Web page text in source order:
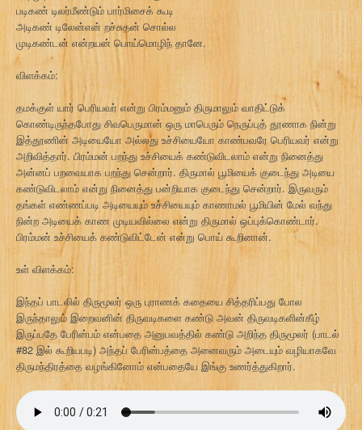
படிகண் டிலர்மீண்டும் பார்மிசைக் கூடி
அடிகண் டிலேன்என் றச்சுதன் சொல்ல
முடிகண்டன் என்றயன் பொய்மொழிந் தானே.
விளக்கம்:
தமக்குள் யார் பெரியவர் என்று பிரம்மனும் திருமாலும் வாதிட்டுக்
கொண்டிருந்தபோது சிவபெருமான் ஒரு மாபெரும் நெருப்புத் தூணாக நின்று
இத்தூணின் அடியையோ அல்லது உச்சியையோ காண்பவரே பெரியவர் என்று
அறிவித்தார். பிரம்மன் பறந்து உச்சியைக் கண்டுவிடலாம் என்று நினைத்து
அன்னப் பறவையாக பறந்து சென்றார். திருமால் பூமியைக் குடைந்து அடியை
கண்டுவிடலாம் என்று நினைத்து பன்றியாக குடைந்து சென்றார். இருவரும்
தங்கள் எண்ணப்படி அடியையும் உச்சியையும் காணாமல் பூமியின் மேல் வந்து
நின்ற அடியைக் காண முடியவில்லை என்று திருமால் ஒப்புக்கொண்டார்.
பிரம்மன் உச்சியைக் கண்டுவிட்டேன் என்று பொய் கூறினான்.
உள் விளக்கம்:
இந்தப் பாடலில் திருமூலர் ஒரு புராணக் கதையை சித்தரிப்பது போல
இருந்தாலும் இறைவனின் திருவடிகளை கண்டு அவன் திருவடிகளின்கீழ்
இருப்பதே பேரின்பம் என்பதை அனுபவத்தில் கண்டு அறிந்த திருமூலர் (பாடல்
#82 இல் கூறியபடி) அந்தப் பேரின்பத்தை அனைவரும் அடையும் வழியாகவே
திருமந்திரத்தை வழங்கினோம் என்பதையே இங்கு உணர்த்துகிறார்.